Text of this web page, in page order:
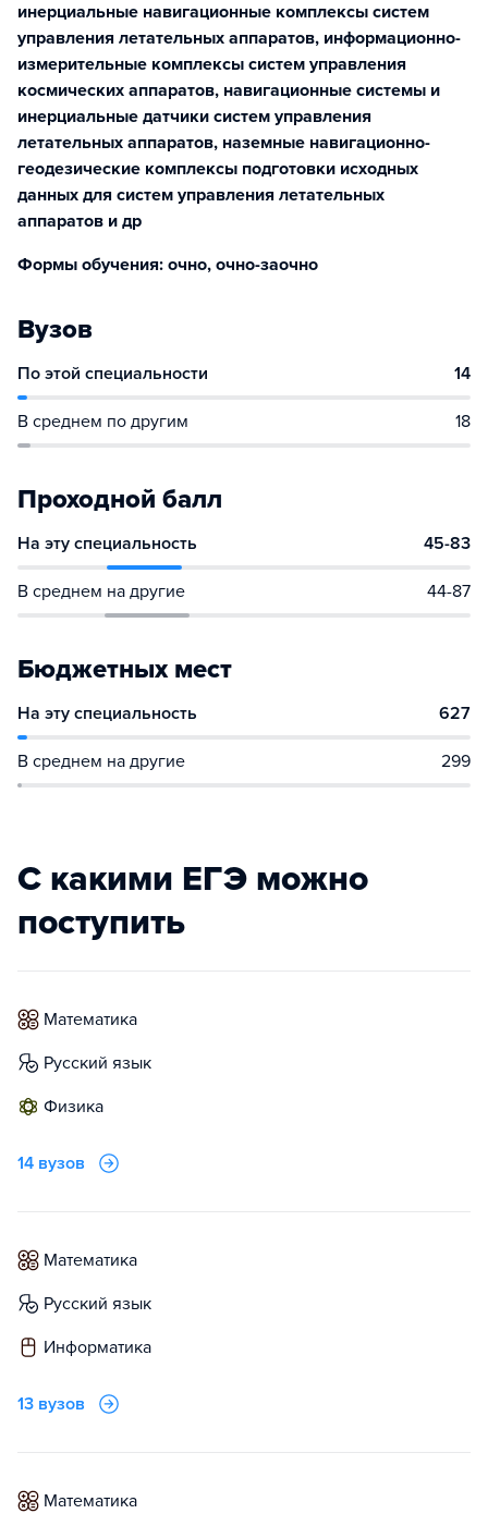
инерциальные навигационные комплексы систем
управления летательных аппаратов, информационно-
измерительные комплексы систем управления
космических аппаратов, навигационные системы и
инерциальные датчики систем управления
летательных аппаратов, наземные навигационно-
геодезические комплексы подготовки исходных
данных для систем управления летательных
аппаратов и др
Формы обучения: очно, очно-заочно
Вузов
По этой специальности 14
В среднем по другим 18
Проходной балл
На эту специальность 45-83
В среднем на другие 44-87
Бюджетных мест
На эту специальность 627
В среднем на другие 299
С какими ЕГЭ можно
поступить
математика
русский язык
физика
14 вузов
математика
русский язык
информатика
13 вузов
математика